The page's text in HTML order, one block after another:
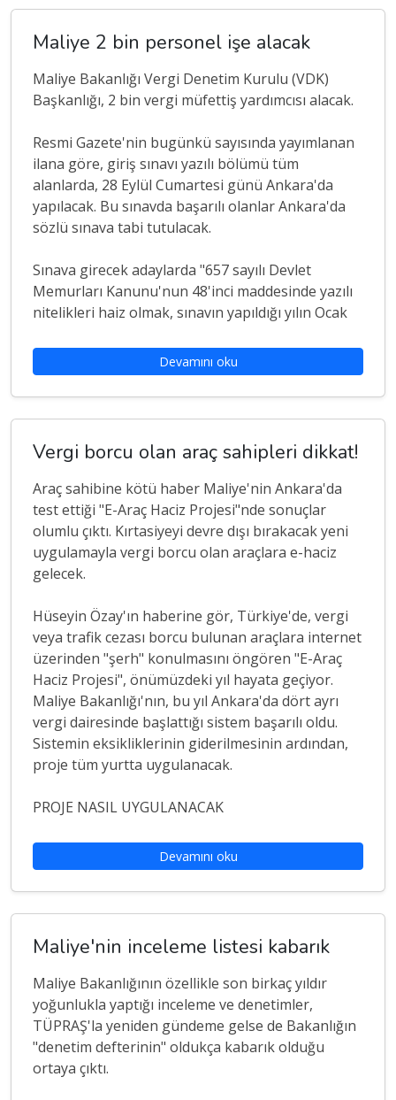
Maliye 2 bin personel işe alacak
Maliye Bakanlığı Vergi Denetim Kurulu (VDK)
Başkanlığı, 2 bin vergi müfettiş yardımcısı alacak.
Resmi Gazete'nin bugünkü sayısında yayımlanan
ilana göre, giriş sınavı yazılı bölümü tüm
alanlarda, 28 Eylül Cumartesi günü Ankara'da
yapılacak. Bu sınavda başarılı olanlar Ankara'da
sözlü sınava tabi tutulacak.
Sınava girecek adaylarda "657 sayılı Devlet
Memurları Kanunu'nun 48'inci maddesinde yazılı
nitelikleri haiz olmak, sınavın yapıldığı yılın Ocak
Devamını oku
Vergi borcu olan araç sahipleri dikkat!
Araç sahibine kötü haber Maliye'nin Ankara'da
test ettiği "E-Araç Haciz Projesi"nde sonuçlar
olumlu çıktı. Kırtasiyeyi devre dışı bırakacak yeni
uygulamayla vergi borcu olan araçlara e-haciz
gelecek.
Hüseyin Özay'ın haberine gör, Türkiye'de, vergi
veya trafik cezası borcu bulunan araçlara internet
üzerinden "şerh" konulmasını öngören "E-Araç
Haciz Projesi", önümüzdeki yıl hayata geçiyor.
Maliye Bakanlığı'nın, bu yıl Ankara'da dört ayrı
vergi dairesinde başlattığı sistem başarılı oldu.
Sistemin eksikliklerinin giderilmesinin ardından,
proje tüm yurtta uygulanacak.
PROJE NASIL UYGULANACAK
Devamını oku
Maliye'nin inceleme listesi kabarık
Maliye Bakanlığının özellikle son birkaç yıldır
yoğunlukla yaptığı inceleme ve denetimler,
TÜPRAŞ'la yeniden gündeme gelse de Bakanlığın
"denetim defterinin" oldukça kabarık olduğu
ortaya çıktı.